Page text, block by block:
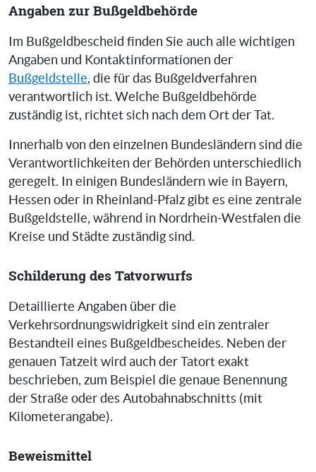
Angaben zur Bußgeldbehörde
Im Bußgeldbescheid finden Sie auch alle wichtigen
Angaben und Kontaktinformationen der
Bußgeldstelle, die für das Bußgeldverfahren
verantwortlich ist. Welche Bußgeldbehörde
zuständig ist, richtet sich nach dem Ort der Tat.
Innerhalb von den einzelnen Bundesländern sind die
Verantwortlichkeiten der Behörden unterschiedlich
geregelt. In einigen Bundesländern wie in Bayern,
Hessen oder in Rheinland-Pfalz gibt es eine zentrale
Bußgeldstelle, während in Nordrhein-Westfalen die
Kreise und Städte zuständig sind.
Schilderung des Tatvorwurfs
Detaillierte Angaben über die
Verkehrsordnungswidrigkeit sind ein zentraler
Bestandteil eines Bußgeldbescheides. Neben der
genauen Tatzeit wird auch der Tatort exakt
beschrieben, zum Beispiel die genaue Benennung
der Straße oder des Autobahnabschnitts (mit
Kilometerangabe).
Beweismittel